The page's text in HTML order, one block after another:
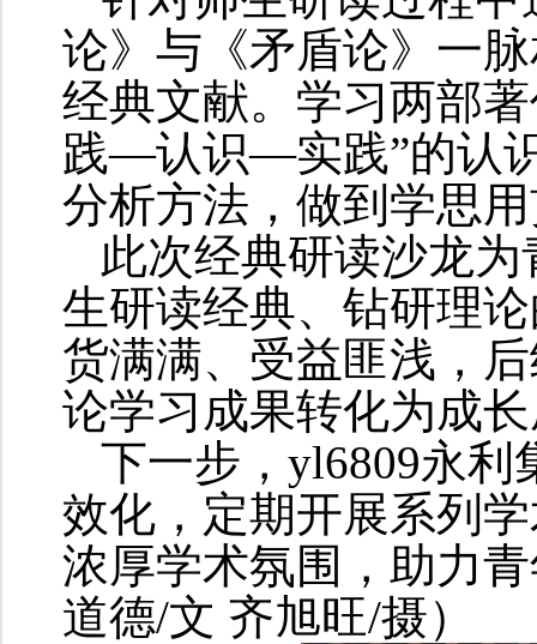
论》与《矛盾论》一
经典文献。学习两部
践—认识—实践”的认
分析方法，做到学思
此次经典研读沙龙
生研读经典、钻研理
货满满、受益匪浅，
论学习成果转化为成
下一步，yl6809永利
效化，定期开展系列
浓厚学术氛围，助力
道德/文 齐旭旺/摄）